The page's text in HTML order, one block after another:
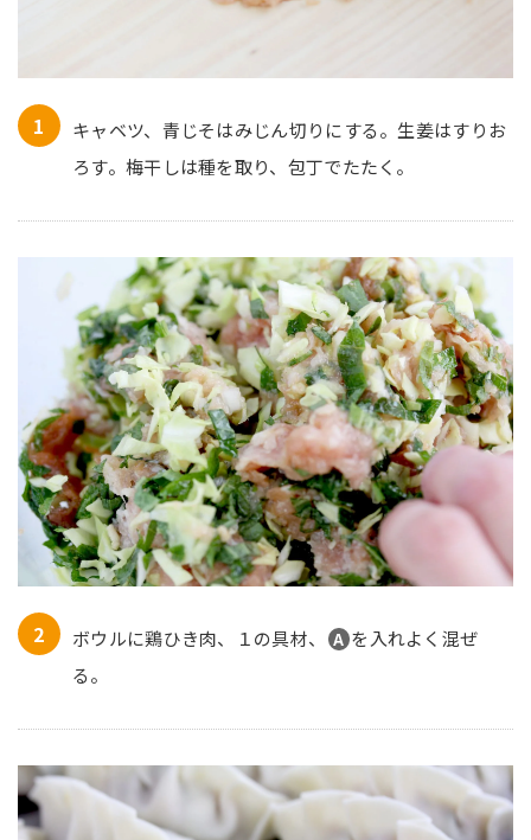
キャベツ、青じそはみじん切りにする。生姜はすりお
ろす。梅干しは種を取り、包丁でたたく。
ボウルに鶏ひき肉、１の具材、 A を入れよく混ぜ
る。